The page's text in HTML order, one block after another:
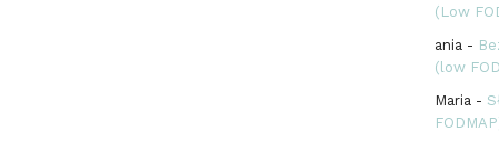
(Low
ania -
(low
Maria -